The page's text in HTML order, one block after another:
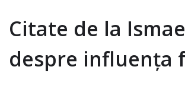
Citate de la
despre influența